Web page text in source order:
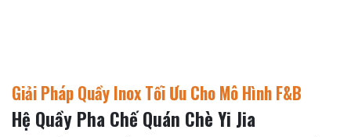
Giải Pháp Quầy Inox Tối Ưu Cho Mô Hình F&B
Hệ Quầy Pha Chế Quán Chè Yi Jia